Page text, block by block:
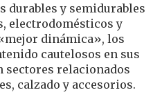
durables y semidurables
electrodomésticos y
dinámica», los
cautelosos en sus
sectores relacionados
calzado y accesorios.